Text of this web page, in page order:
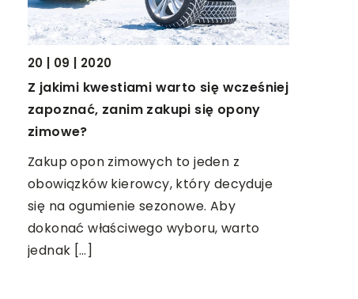
20 | 09 | 2020
Z jakimi kwestiami warto się wcześniej
zapoznać, zanim zakupi się opony
zimowe?
Zakup opon zimowych to jeden z
obowiązków kierowcy, który decyduje
się na ogumienie sezonowe. Aby
dokonać właściwego wyboru, warto
jednak […]